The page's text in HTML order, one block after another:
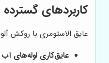
کاربردهای
عایق الاستومری با روکش
عایق‌کاری لوله‌های